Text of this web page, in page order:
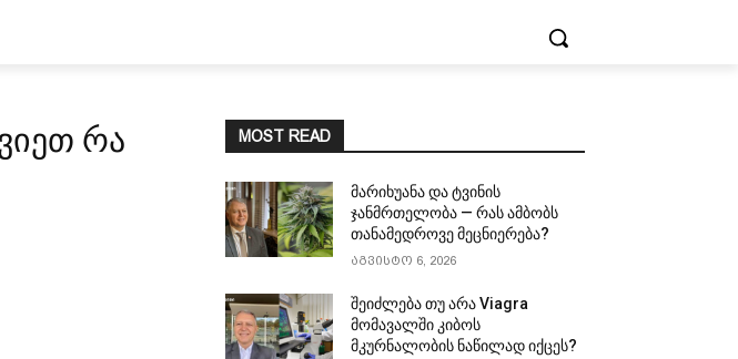
რა
MOST READ
მარიხუანა და ტვინის
ჯანმრთელობა — რას ამბობს
თანამედროვე მეცნიერება?
აგვისტო 6, 2026
შეიძლება თუ არა Viagra
მომავალში კიბოს
მკურნალობის ნაწილად იქცეს?